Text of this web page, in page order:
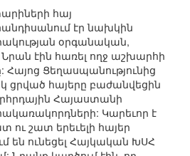
հայ
էր նախկին
օրգանական,
էին հառել ողջ աշխարհի
Հայոց Ցեղասպանությունից
ցրված հայերը բաժանվեցին
Հայաստանի
Կարեւոր է
ու շատ երեւելի հայեր
են ունեցել Հայկական ԽՍՀ